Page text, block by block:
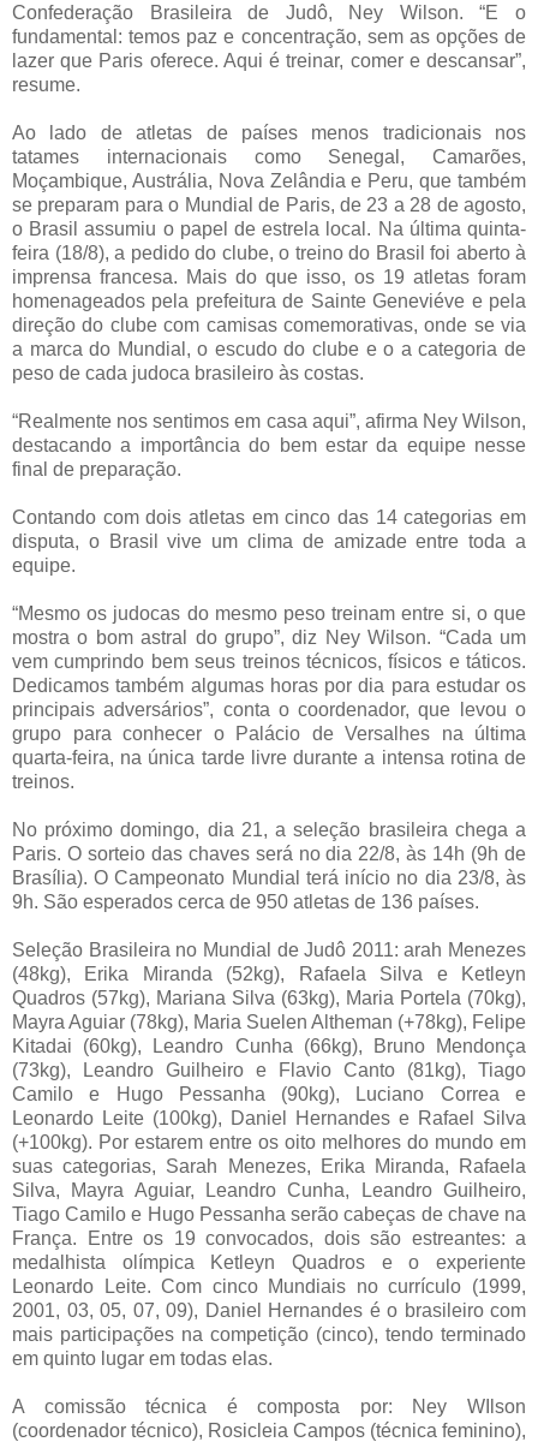
Confederação Brasileira de Judô, Ney Wilson. “E o
fundamental: temos paz e concentração, sem as opções de
lazer que Paris oferece. Aqui é treinar, comer e descansar”,
resume.
Ao lado de atletas de países menos tradicionais nos
tatames internacionais como Senegal, Camarões,
Moçambique, Austrália, Nova Zelândia e Peru, que também
se preparam para o Mundial de Paris, de 23 a 28 de agosto,
o Brasil assumiu o papel de estrela local. Na última quinta-
feira (18/8), a pedido do clube, o treino do Brasil foi aberto à
imprensa francesa. Mais do que isso, os 19 atletas foram
homenageados pela prefeitura de Sainte Geneviéve e pela
direção do clube com camisas comemorativas, onde se via
a marca do Mundial, o escudo do clube e o a categoria de
peso de cada judoca brasileiro às costas.
“Realmente nos sentimos em casa aqui”, afirma Ney Wilson,
destacando a importância do bem estar da equipe nesse
final de preparação.
Contando com dois atletas em cinco das 14 categorias em
disputa, o Brasil vive um clima de amizade entre toda a
equipe.
“Mesmo os judocas do mesmo peso treinam entre si, o que
mostra o bom astral do grupo”, diz Ney Wilson. “Cada um
vem cumprindo bem seus treinos técnicos, físicos e táticos.
Dedicamos também algumas horas por dia para estudar os
principais adversários”, conta o coordenador, que levou o
grupo para conhecer o Palácio de Versalhes na última
quarta-feira, na única tarde livre durante a intensa rotina de
treinos.
No próximo domingo, dia 21, a seleção brasileira chega a
Paris. O sorteio das chaves será no dia 22/8, às 14h (9h de
Brasília). O Campeonato Mundial terá início no dia 23/8, às
9h. São esperados cerca de 950 atletas de 136 países.
Seleção Brasileira no Mundial de Judô 2011: arah Menezes
(48kg), Erika Miranda (52kg), Rafaela Silva e Ketleyn
Quadros (57kg), Mariana Silva (63kg), Maria Portela (70kg),
Mayra Aguiar (78kg), Maria Suelen Altheman (+78kg), Felipe
Kitadai (60kg), Leandro Cunha (66kg), Bruno Mendonça
(73kg), Leandro Guilheiro e Flavio Canto (81kg), Tiago
Camilo e Hugo Pessanha (90kg), Luciano Correa e
Leonardo Leite (100kg), Daniel Hernandes e Rafael Silva
(+100kg). Por estarem entre os oito melhores do mundo em
suas categorias, Sarah Menezes, Erika Miranda, Rafaela
Silva, Mayra Aguiar, Leandro Cunha, Leandro Guilheiro,
Tiago Camilo e Hugo Pessanha serão cabeças de chave na
França. Entre os 19 convocados, dois são estreantes: a
medalhista olímpica Ketleyn Quadros e o experiente
Leonardo Leite. Com cinco Mundiais no currículo (1999,
2001, 03, 05, 07, 09), Daniel Hernandes é o brasileiro com
mais participações na competição (cinco), tendo terminado
em quinto lugar em todas elas.
A comissão técnica é composta por: Ney WIlson
(coordenador técnico), Rosicleia Campos (técnica feminino),